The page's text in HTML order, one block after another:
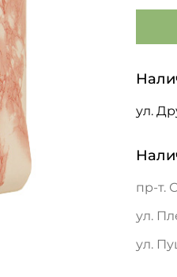
ул.
пр-т.
ул.
ул.